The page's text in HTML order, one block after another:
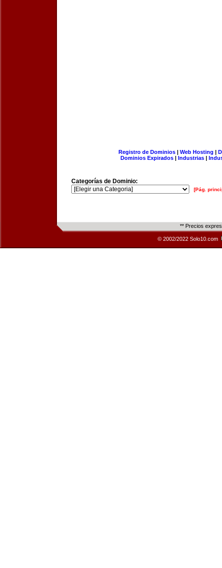
Registro de Dominios| Web Hosting |
Dominios Expirados | Industrias |
Categorías de Dominio:
[Pág.
** Precios
© 2002/2022 Solo10.com